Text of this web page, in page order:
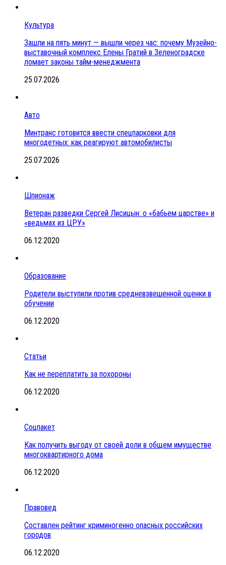
Культура
Зашли на пять минут — вышли через час: почему Музейно-
выставочный комплекс Елены Гратий в Зеленоградске
ломает законы тайм-менеджмента
25.07.2026
Авто
Минтранс готовится ввести спецпарковки для
многодетных: как реагируют автомобилисты
25.07.2026
Шпионаж
Ветеран разведки Сергей Лисицын: о «бабьем царстве» и
«ведьмах из ЦРУ»
06.12.2020
Образование
Родители выступили против средневзвешенной оценки в
обучении
06.12.2020
Статьи
Как не переплатить за похороны
06.12.2020
Соцпакет
Как получить выгоду от своей доли в общем имуществе
многоквартирного дома
06.12.2020
Правовед
Составлен рейтинг криминогенно опасных российских
городов
06.12.2020